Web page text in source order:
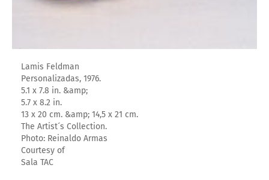
Lamis Feldman
Personalizadas, 1976.
5.1 x 7.8 in. &amp;
5.7 x 8.2 in.
13 x 20 cm. &amp; 14,5 x 21 cm.
The Artist´s Collection.
Photo: Reinaldo Armas
Courtesy of
Sala TAC